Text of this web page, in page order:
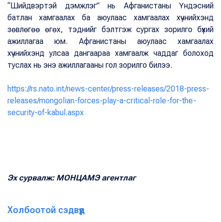
“Шийдвэртэй дэмжлэг” нь Афганистаны Үндэсний
батлан хамгаалах ба аюулаас хамгаалах хүчнийхэнд
зөвлөгөө өгөх, тэднийг бэлтгэж сургах зорилго бүхий
ажиллагаа юм. Афганистаны аюулаас хамгаалах
хүчнийхэнд улсаа дангаараа хамгаалж чаддаг болоход
туслах нь энэ ажиллагааны гол зорилго билээ.
https://rs.nato.int/news-center/press-releases/2018-press-
releases/mongolian-forces-play-a-critical-role-for-the-
security-of-kabul.aspx
Эх сурвалж: МОНЦАМЭ агентлаг
Холбоотой сэдвүүд